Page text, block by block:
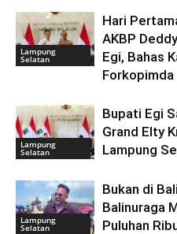
Lampung
Selatan
Hari
AKBP
Egi, Bahas
Forkopimda
Lampung
Selatan
Bupati Egi
Grand Elty
Lampung
Lampung
Selatan
Bukan di
Balinuraga
Puluhan